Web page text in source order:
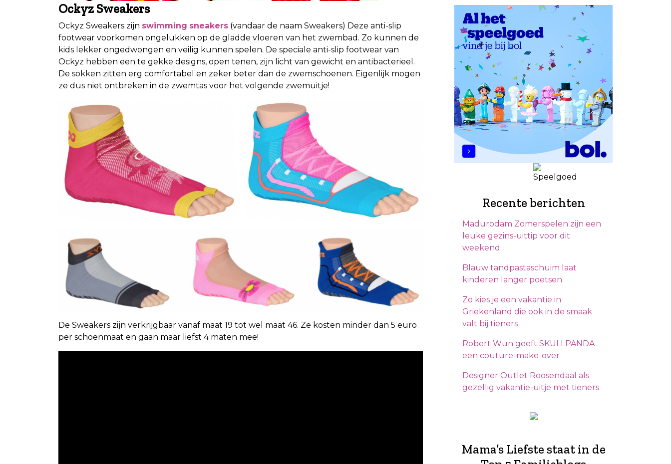
Ockyz Sweakers
Ockyz Sweakers zijn swimming sneakers (vandaar de naam Sweakers) Deze anti-slip
footwear voorkomen ongelukken op de gladde vloeren van het zwembad. Zo kunnen de
kids lekker ongedwongen en veilig kunnen spelen. De speciale anti-slip footwear van
Ockyz hebben een te gekke designs, open tenen, zijn licht van gewicht en antibacterieel.
De sokken zitten erg comfortabel en zeker beter dan de zwemschoenen. Eigenlijk mogen
ze dus niet ontbreken in de zwemtas voor het volgende zwemuitje!
De Sweakers zijn verkrijgbaar vanaf maat 19 tot wel maat 46. Ze kosten minder dan 5 euro
per schoenmaat en gaan maar liefst 4 maten mee!
Recente berichten
Madurodam Zomerspelen zijn een
leuke gezins-uittip voor dit
weekend
Blauw tandpastaschuim laat
kinderen langer poetsen
Zo kies je een vakantie in
Griekenland die ook in de smaak
valt bij tieners
Robert Wun geeft SKULLPANDA
een couture-make-over
Designer Outlet Roosendaal als
gezellig vakantie-uitje met tieners
Mama’s Liefste staat in de